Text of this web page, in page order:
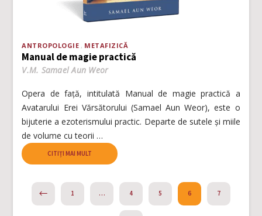
ANTROPOLOGIE METAFIZICĂ
Manual de magie practică
V.M. Samael Aun Weor
Opera de față, intitulată Manual de magie practică a
Avatarului Erei Vărsătorului (Samael Aun Weor), este o
bijuterie a ezoterismului practic. Departe de sutele și miile
de volume cu teorii …
CITIȚI MAI MULT
PREVIOUS1 … 4 5 6 7